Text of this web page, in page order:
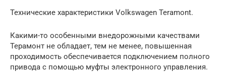
Технические характеристики Volkswagen Teramont.
Какими-то особенными внедорожными качествами
Терамонт не обладает, тем не менее, повышенная
проходимость обеспечивается подключением полного
привода с помощью муфты электронного управления.